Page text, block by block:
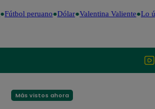
Fútbol peruano Dólar Valentina Valiente Lo
Más vistos ahora